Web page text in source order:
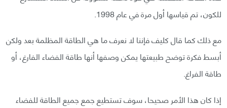
للكون، تم قياسها أول مرة في عام 1998.
مع ذلك كما قال كليف فإننا لا نعرف ما هي الطاقة المظلمة بعد ولكن
أبسط فكرة توضح طبيعتها يمكن وصفها أنها طاقة الفضاء الفارغ، أو
طاقة الفراغ.
إذا كان هذا الأمر صحيحا، سوف تستطيع جمع جميع الطاقة للفضاء